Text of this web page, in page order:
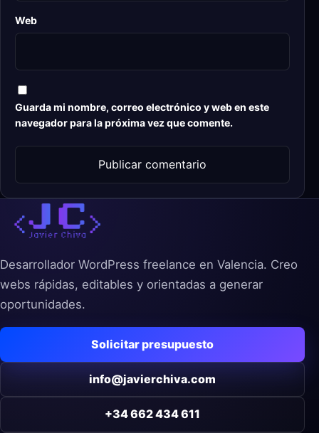
Web
Guarda mi nombre, correo electrónico y web en este
navegador para la próxima vez que comente.
Desarrollador WordPress freelance en Valencia. Creo
webs rápidas, editables y orientadas a generar
oportunidades.
Solicitar presupuesto
info@javierchiva.com
+34 662 434 611